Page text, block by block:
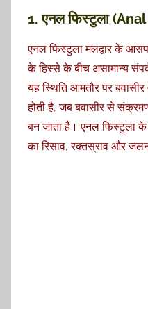
1. एनल फिस्टुला
एनल फिस्टुला मलद्वार के
के हिस्से के बीच असामान्य
यह स्थिति आमतौर पर
होती है, जब बवासीर से
बन जाता है। एनल फिस्टुला
का रिसाव, रक्तस्राव और